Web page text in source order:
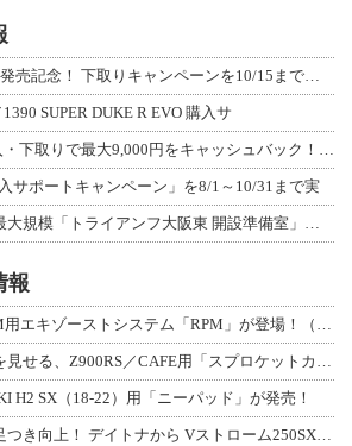
新型「RESO」インカム発売記念！ 下取りキャンペーンを10/15まで延長して開
SUPER DUKE R EVO 購入サ
B+COM 最新モデル購入・下取りで最大9,000円をキャッシュバック！「B+F
サポートキャンペーン」を8/1～10/31まで実
【トライアンフ】関西最大規模「トライアンフ大阪東 開設準備室」がオープン！ 限定
報
RPM から ホンダ GROM用エキゾーストシステム「RPM」が登場！（動画あり
カスタムスプロケットを見せる、Z900RS／CAFE用「スプロケットカバーフルキ
H2 SX（18-22）用「ニーパッド」が発売！
ゲル素材入りで快適＆足つき向上！ デイトナから Vストローム250SX用「快適ロ